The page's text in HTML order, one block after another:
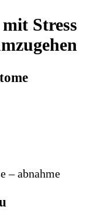
Stress
– abnahme